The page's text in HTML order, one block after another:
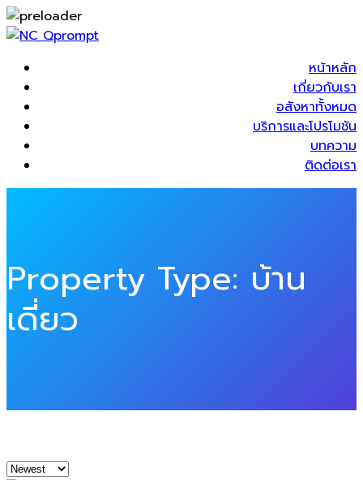
หน้าหลัก
เกี่ยวกับเรา
อสังหาทั้งหมด
บริการและโปรโมชัน
บทความ
ติดต่อเรา
Property Type: บ้าน
เดี่ยว